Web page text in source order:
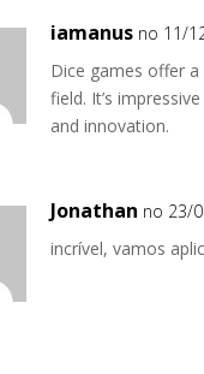
iamanus no 11/
Dice games offer
field. It’s
and innovation.
Jonathan no 23/
incrível, vamos